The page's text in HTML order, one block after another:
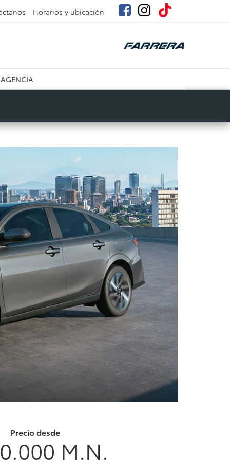
Horarios y ubicación
Precio desde
M.N.